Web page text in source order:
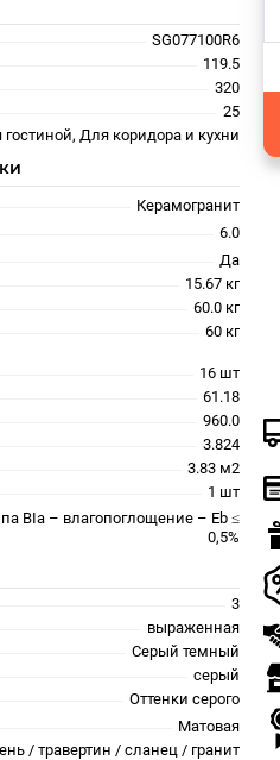
SG077100R6
119.5
320
25
Для коридора и кухни
Керамогранит
6.0
Да
15.67 кг
60.0 кг
60 кг
16 шт
61.18
960.0
3.824
3.83 м2
1 шт
BIa – влагопоглощение – Eb ≤
0,5%
3
выраженная
Серый темный
серый
Оттенки серого
Матовая
/ травертин / сланец / гранит